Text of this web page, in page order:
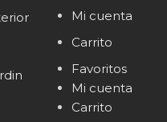
Mi cuenta
Carrito
Favoritos
Mi cuenta
Carrito